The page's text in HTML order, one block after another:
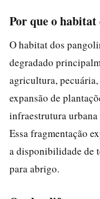
Por que o habitat
O habitat dos
degradado
agricultura,
expansão de
infraestrutura urbana
Essa fragmentação
a disponibilidade de
para abrigo.